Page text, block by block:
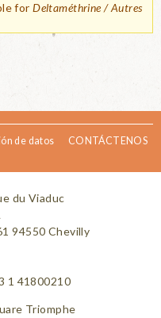
forDeltaméthrine / Autres
de datos CONTÁCTENOS
du Viaduc
94550 Chevilly
1 41800210
Triomphe